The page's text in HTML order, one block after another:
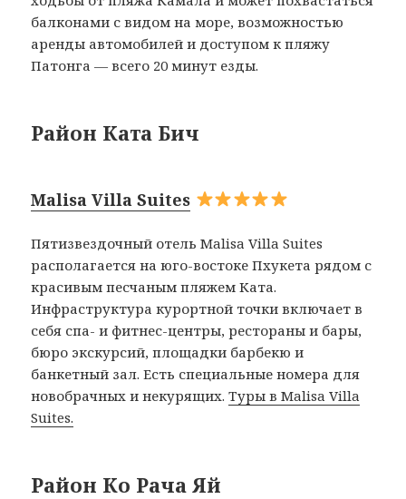
балконами с видом на море, возможностью
аренды автомобилей и доступом к пляжу
Патонга — всего 20 минут езды.
Район Ката Бич
Malisa Villa Suites
Пятизвездочный отель Malisa Villa Suites
располагается на юго-востоке Пхукета рядом с
красивым песчаным пляжем Ката.
Инфраструктура курортной точки включает в
себя спа- и фитнес-центры, рестораны и бары,
бюро экскурсий, площадки барбекю и
банкетный зал. Есть специальные номера для
новобрачных и некурящих.Туры в Malisa Villa
Suites.
Район Ко Рача Яй